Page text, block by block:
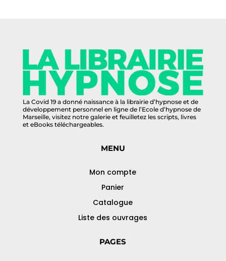
La Covid 19 a donné naissance à la librairie d’hypnose et de
développement personnel en ligne de l’Ecole d’hypnose de
Marseille, visitez notre galerie et feuilletez les scripts, livres
et eBooks téléchargeables.
MENU
Mon compte
Panier
Catalogue
Liste des ouvrages
PAGES